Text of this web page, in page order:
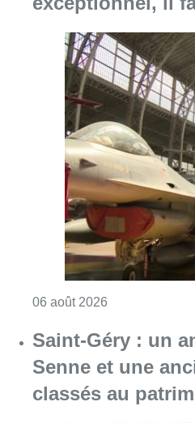
06 août 2026
Saint-Géry : un
Senne et une
classés au